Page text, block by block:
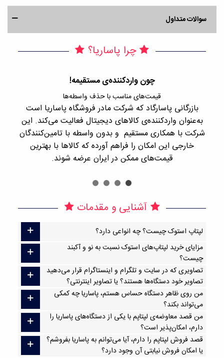
سوالات متداول
چرا پاساریا؟
چون واردکننده‌ی مستقیمه!
قیمت‌های مناسب با حذف واسطه‌ها
بازرگانی پاسارگاد که شرکت مادر فروشگاه پاساریا است
به‌عنوان واردکننده‌ی کالاهای دیجیتال فعالیت می‌کند. این
شرکت با همکاری مستقیم و بدون واسطه با تامین‌کنندگان
خارجی این امکان را فراهم آورده که کالاها با بهترین
قیمت‌های ممکن در ایران عرضه شوند.
آشنایی و مقدمات
لپتاپ استوک چیست؟ چه انواعی دارد؟
مزایای خرید لپتاپ‌های استوک نسبت به نو و آکبند
چیست؟
تصاویری که در سایت و تلگرام و اینستاگرام قرار می‌دهید
تصاویر خود دستگاه‌ها هستند؟ یا تصاویر اینترنتی؟
من روی ظاهر دستگاه حساس هستم، پاساریا چه کمکی
می‌تواند بکند؟
من قصد معاوضه‌ی لپتاپم با یکی از دستگاه‌های پاساریا را
دارم، امکان‌پذیر است؟
قصد فروش لپتاپم را دارم، آیا می‌توانم به پاساریا بفروشم؟
یا امکان فروش نیابتی آن وجود دارد؟